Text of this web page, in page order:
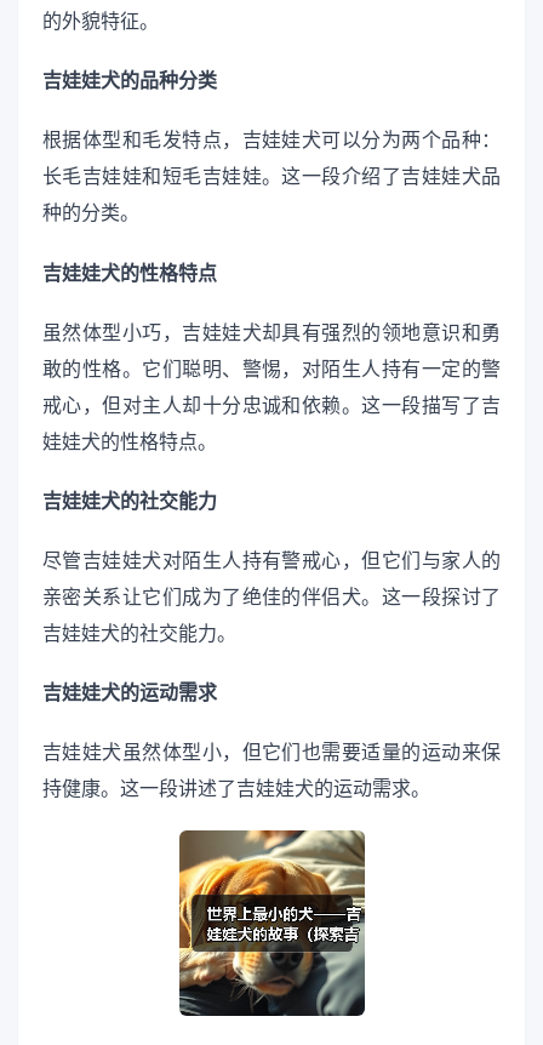
的外貌特征。
吉娃娃犬的品种分类
根据体型和毛发特点，吉娃娃犬可以分为两个品种：
长毛吉娃娃和短毛吉娃娃。这一段介绍了吉娃娃犬品
种的分类。
吉娃娃犬的性格特点
虽然体型小巧，吉娃娃犬却具有强烈的领地意识和勇
敢的性格。它们聪明、警惕，对陌生人持有一定的警
戒心，但对主人却十分忠诚和依赖。这一段描写了吉
娃娃犬的性格特点。
吉娃娃犬的社交能力
尽管吉娃娃犬对陌生人持有警戒心，但它们与家人的
亲密关系让它们成为了绝佳的伴侣犬。这一段探讨了
吉娃娃犬的社交能力。
吉娃娃犬的运动需求
吉娃娃犬虽然体型小，但它们也需要适量的运动来保
持健康。这一段讲述了吉娃娃犬的运动需求。